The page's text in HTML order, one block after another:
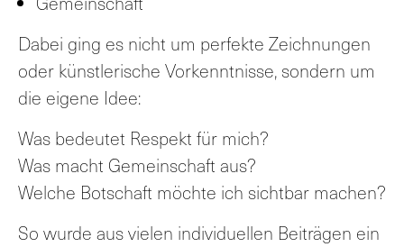
Dabei ging es nicht um perfekte Zeichnungen
oder künstlerische Vorkenntnisse, sondern um
die eigene Idee:
Was bedeutet Respekt für mich?
Was macht Gemeinschaft aus?
Welche Botschaft möchte ich sichtbar machen?
So wurde aus vielen individuellen Beiträgen ein